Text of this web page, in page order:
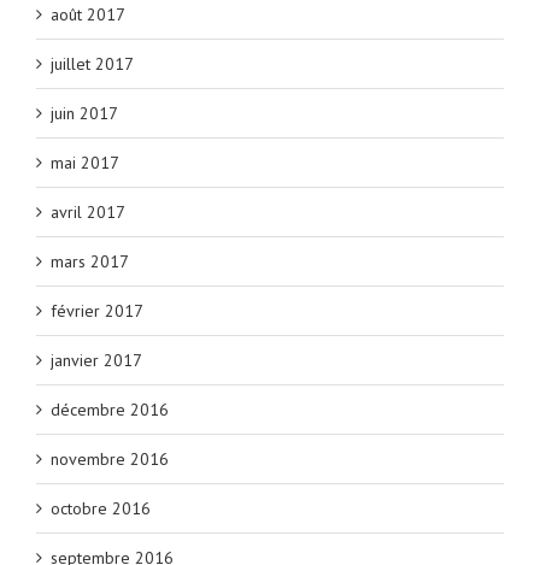
août 2017
juillet 2017
juin 2017
mai 2017
avril 2017
mars 2017
février 2017
janvier 2017
décembre 2016
novembre 2016
octobre 2016
septembre 2016